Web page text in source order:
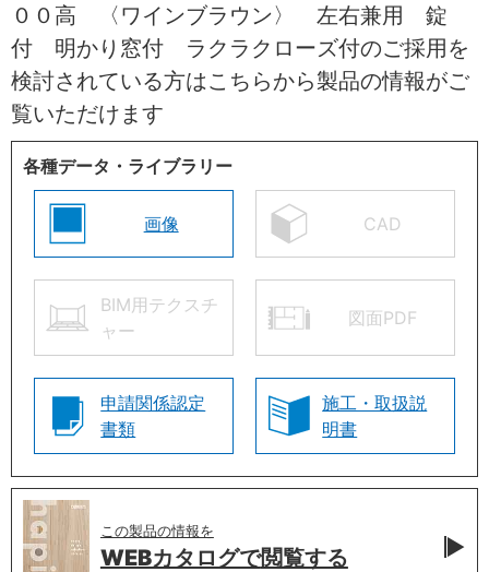
００高 〈ワインブラウン〉 左右兼用 錠
付 明かり窓付 ラクラクローズ付のご採用を
検討されている方はこちらから製品の情報がご
覧いただけます
各種データ・ライブラリー
画像 CAD
BIM用テクスチ
ャー
図面PDF
申請関係認定
書類
施工・取扱説
明書
この製品の情報を
WEBカタログで閲覧する